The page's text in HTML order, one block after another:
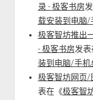
录 - 极客书房
载安装到电脑/
极客智坊推出
- 极客书房发
装到电脑/手机
极客智坊网页/
表在《极客智